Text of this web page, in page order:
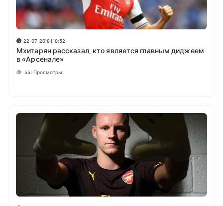
22-07-2018 | 18:52
Мхитарян рассказал, кто является главным диджеем
в «Арсенале»
551 Просмотры